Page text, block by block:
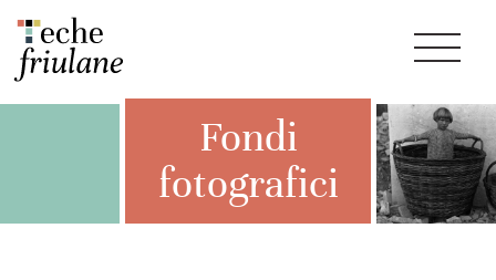
Fondi
fotografici